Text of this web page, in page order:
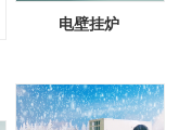
电壁挂炉